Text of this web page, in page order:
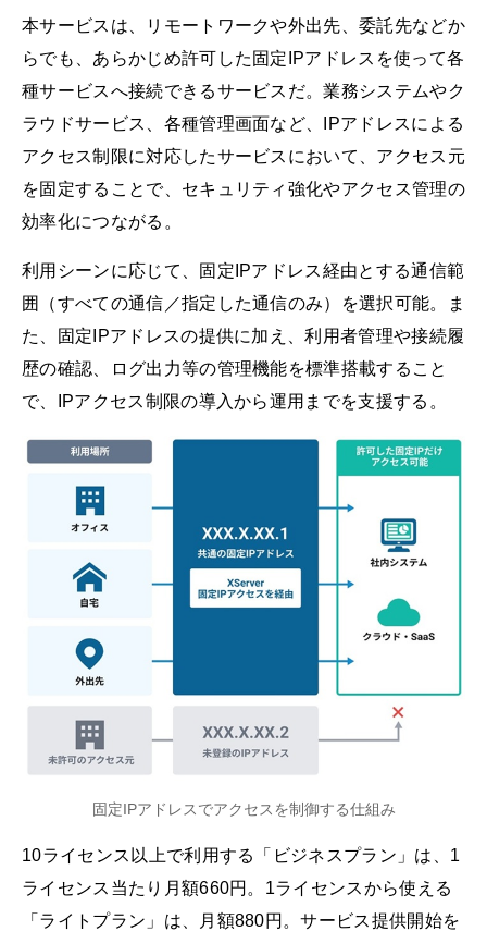
本サービスは、リモートワークや外出先、委託先などか
らでも、あらかじめ許可した固定IPアドレスを使って各
種サービスへ接続できるサービスだ。業務システムやク
ラウドサービス、各種管理画面など、IPアドレスによる
アクセス制限に対応したサービスにおいて、アクセス元
を固定することで、セキュリティ強化やアクセス管理の
効率化につながる。
利用シーンに応じて、固定IPアドレス経由とする通信範
囲（すべての通信／指定した通信のみ）を選択可能。ま
た、固定IPアドレスの提供に加え、利用者管理や接続履
歴の確認、ログ出力等の管理機能を標準搭載すること
で、IPアクセス制限の導入から運用までを支援する。
固定IPアドレスでアクセスを制御する仕組み
10ライセンス以上で利用する「ビジネスプラン」は、1
ライセンス当たり月額660円。1ライセンスから使える
「ライトプラン」は、月額880円。サービス提供開始を